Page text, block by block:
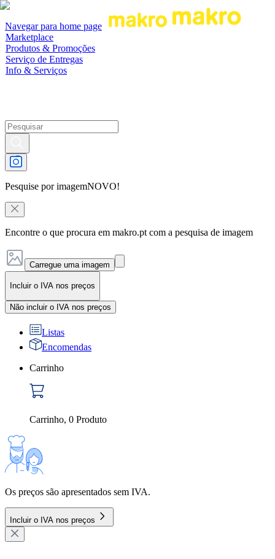
Navegar para home page
Marketplace
Produtos & Promoções
Serviço de Entregas
Info & Serviços
Pesquise por imagemNOVO!
Encontre o que procura em makro.pt com a pesquisa de imagem
Carregue uma imagem
Incluir o IVA nos preços
Não incluir o IVA nos preços
Listas
Encomendas
Carrinho
Carrinho, 0 Produto
Os preços são apresentados sem IVA.
Incluir o IVA nos preços